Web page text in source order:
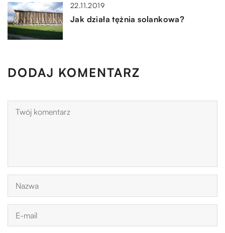
22.11.2019
Jak działa tężnia solankowa?
DODAJ KOMENTARZ